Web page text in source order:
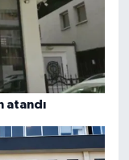
atandı